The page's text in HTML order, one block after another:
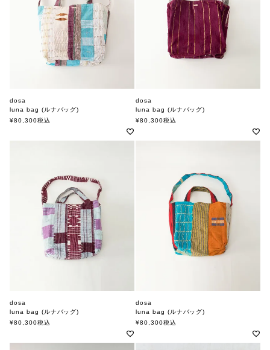
dosa
luna bag (ルナバッグ)
ドーサ
¥80,300税込
dosa
luna bag (ルナバッグ)
ドーサ
¥80,300税込
dosa
luna bag (ルナバッグ)
ドーサ
¥80,300税込
dosa
luna bag (ルナバッグ)
ドーサ
¥80,300税込